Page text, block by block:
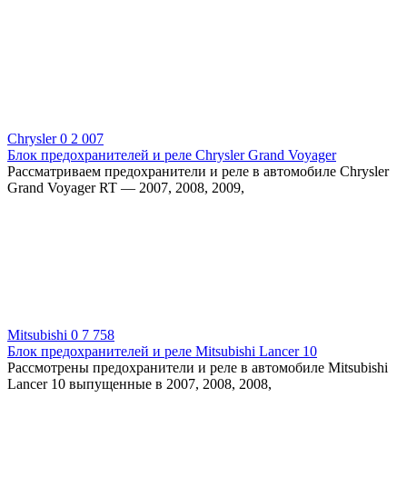
Chrysler0 2 007
Блок предохранителей и реле Chrysler Grand Voyager
Рассматриваем предохранители и реле в автомобиле Chrysler
Grand Voyager RT — 2007, 2008, 2009,
Mitsubishi 0 7 758
Блок предохранителей и реле Mitsubishi Lancer 10
Рассмотрены предохранители и реле в автомобиле Mitsubishi
Lancer 10 выпущенные в 2007, 2008, 2008,